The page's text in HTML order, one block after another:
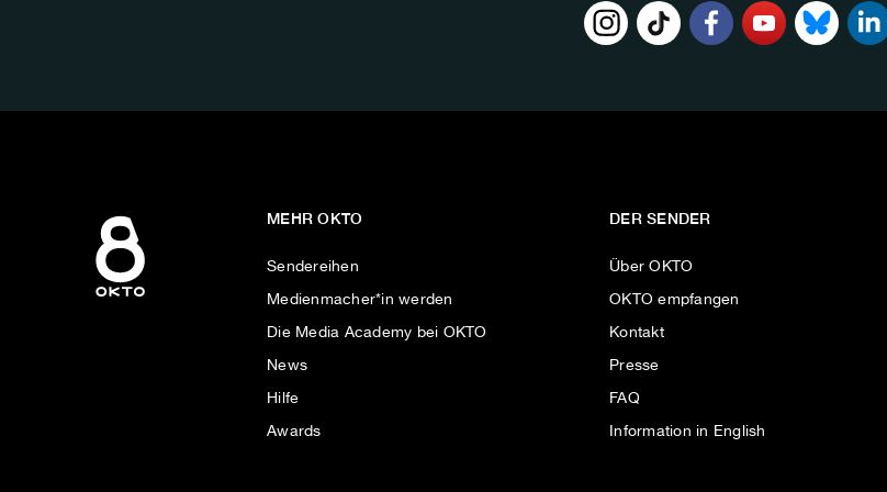
MEHR OKTO
Sendereihen
Medienmacher*in werden
Die Media Academy bei OKTO
News
Hilfe
Awards
DER SENDER
Über OKTO
OKTO empfangen
Kontakt
Presse
FAQ
Information in English